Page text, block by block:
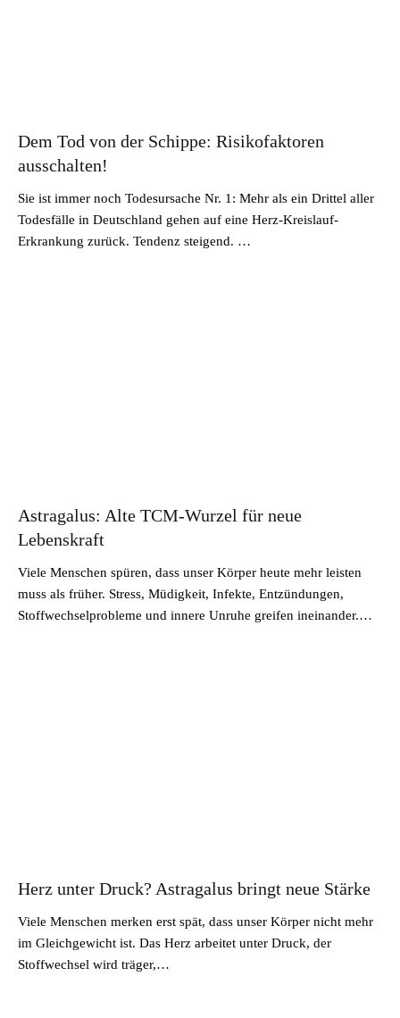
Dem Tod von der Schippe: Risikofaktoren
ausschalten!
Sie ist immer noch Todesursache Nr. 1: Mehr als ein Drittel aller
Todesfälle in Deutschland gehen auf eine Herz-Kreislauf-
Erkrankung zurück. Tendenz steigend. …
Astragalus: Alte TCM-Wurzel für neue
Lebenskraft
Viele Menschen spüren, dass unser Körper heute mehr leisten
muss als früher. Stress, Müdigkeit, Infekte, Entzündungen,
Stoffwechselprobleme und innere Unruhe greifen ineinander.…
Herz unter Druck? Astragalus bringt neue Stärke
Viele Menschen merken erst spät, dass unser Körper nicht mehr
im Gleichgewicht ist. Das Herz arbeitet unter Druck, der
Stoffwechsel wird träger,…